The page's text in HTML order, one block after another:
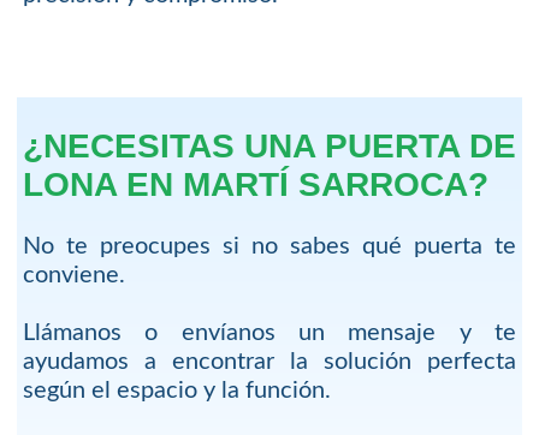
¿NECESITAS UNA PUERTA DE
LONA EN MARTÍ SARROCA?
No te preocupes si no sabes qué puerta te
conviene.
Llámanos o envíanos un mensaje y te
ayudamos a encontrar la solución perfecta
según el espacio y la función.